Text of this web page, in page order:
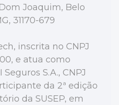
Joaquim, Belo
31170-679
inscrita no CNPJ
e atua como
S.A., CNPJ
da 2ª edição
da SUSEP, em